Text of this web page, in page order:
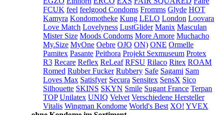
FCUK feel feelgood Condoms Fromms Glyde HOT
Kamyra Kondomotheke Kung LELO London Loovara
Love Match Lovelyness LustGlider Manix Masculan
Mister Size Moods Condoms More Amore Muchacho
My.Size MyOne Oebre OJO ON) ONE Ormelle
Pamitex Pasante Peithora Projekt Sexmuseum Protex
R3 Recare Reflex ReLeaf RFSU Rilaco Ritex ROAM
Romed Rubber Fucker Rubbery Safe Sagami Sam
Loves Max Satisfyer Secura Sensitex SensX Sico
Silhouette SKINS SKYN Smile Sugant France Terpan
TOP Unilatex UNIQ Velvet Verschiedene Hersteller
Vitalis Wingman Kondome World's Best XO! YVEX